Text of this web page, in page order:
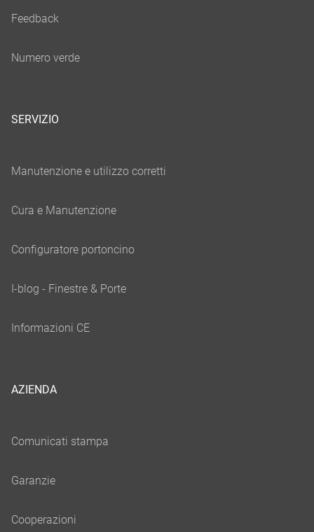
SERVIZIO
AZIENDA